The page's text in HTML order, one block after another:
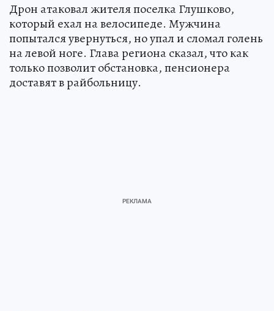
Дрон атаковал жителя поселка Глушково,
который ехал на велосипеде. Мужчина
попытался увернуться, но упал и сломал голень
на левой ноге. Глава региона сказал, что как
только позволит обстановка, пенсионера
доставят в райбольницу.